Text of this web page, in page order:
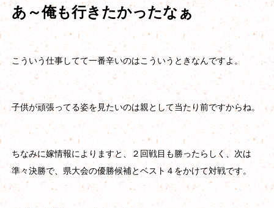
あ～俺も行きたかったなぁ
こういう仕事してて一番辛いのはこういうときなんですよ。
子供が頑張ってる姿を見たいのは親として当たり前ですからね。
ちなみに嫁情報によりますと、２回戦目も勝ったらしく、次は
準々決勝で、県大会の優勝候補とベスト４をかけて対戦です。